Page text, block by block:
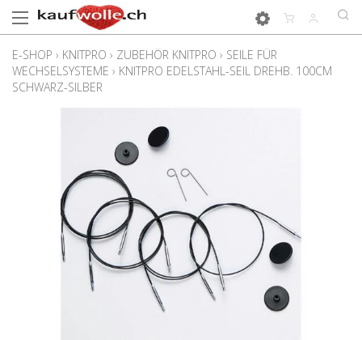
E-SHOP › KNITPRO › ZUBEHÖR KNITPRO › SEILE FÜR
WECHSELSYSTEME › KNITPRO EDELSTAHL-SEIL DREHB. 100CM
SCHWARZ-SILBER